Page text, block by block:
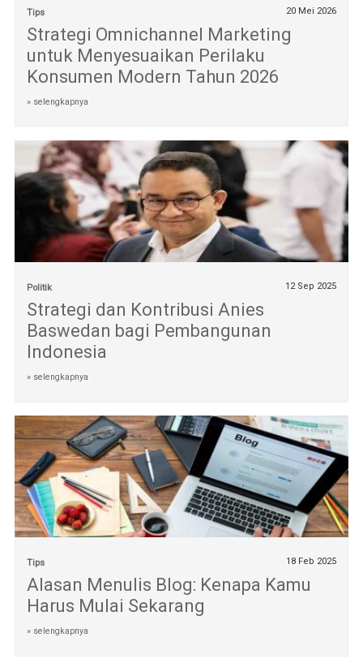
Tips 20 Mei 2026
Strategi Omnichannel Marketing
untuk Menyesuaikan Perilaku
Konsumen Modern Tahun 2026
» selengkapnya
Politik 12 Sep 2025
Strategi dan Kontribusi Anies
Baswedan bagi Pembangunan
Indonesia
» selengkapnya
Tips 18 Feb 2025
Alasan Menulis Blog: Kenapa Kamu
Harus Mulai Sekarang
» selengkapnya